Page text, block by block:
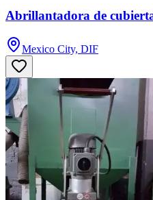
Abrillantadora de
Mexico City, DIF